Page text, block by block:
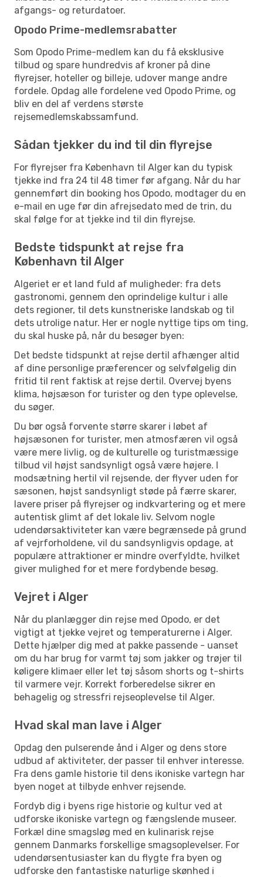
afgangs- og returdatoer.
Opodo Prime-medlemsrabatter
Som Opodo Prime-medlem kan du få eksklusive
tilbud og spare hundredvis af kroner på dine
flyrejser, hoteller og billeje, udover mange andre
fordele. Opdag alle fordelene ved Opodo Prime, og
bliv en del af verdens største
rejsemedlemskabssamfund.
Sådan tjekker du ind til din flyrejse
For flyrejser fra København til Alger kan du typisk
tjekke ind fra 24 til 48 timer før afgang. Når du har
gennemført din booking hos Opodo, modtager du en
e-mail en uge før din afrejsedato med de trin, du
skal følge for at tjekke ind til din flyrejse.
Bedste tidspunkt at rejse fra
København til Alger
Algeriet er et land fuld af muligheder: fra dets
gastronomi, gennem den oprindelige kultur i alle
dets regioner, til dets kunstneriske landskab og til
dets utrolige natur. Her er nogle nyttige tips om ting,
du skal huske på, når du besøger byen:
Det bedste tidspunkt at rejse dertil afhænger altid
af dine personlige præferencer og selvfølgelig din
fritid til rent faktisk at rejse dertil. Overvej byens
klima, højsæson for turister og den type oplevelse,
du søger.
Du bør også forvente større skarer i løbet af
højsæsonen for turister, men atmosfæren vil også
være mere livlig, og de kulturelle og turistmæssige
tilbud vil højst sandsynligt også være højere. I
modsætning hertil vil rejsende, der flyver uden for
sæsonen, højst sandsynligt støde på færre skarer,
lavere priser på flyrejser og indkvartering og et mere
autentisk glimt af det lokale liv. Selvom nogle
udendørsaktiviteter kan være begrænsede på grund
af vejrforholdene, vil du sandsynligvis opdage, at
populære attraktioner er mindre overfyldte, hvilket
giver mulighed for et mere fordybende besøg.
Vejret i Alger
Når du planlægger din rejse med Opodo, er det
vigtigt at tjekke vejret og temperaturerne i Alger.
Dette hjælper dig med at pakke passende - uanset
om du har brug for varmt tøj som jakker og trøjer til
køligere klimaer eller let tøj såsom shorts og t-shirts
til varmere vejr. Korrekt forberedelse sikrer en
behagelig og stressfri rejseoplevelse til Alger.
Hvad skal man lave i Alger
Opdag den pulserende ånd i Alger og dens store
udbud af aktiviteter, der passer til enhver interesse.
Fra dens gamle historie til dens ikoniske vartegn har
byen noget at tilbyde enhver rejsende.
Fordyb dig i byens rige historie og kultur ved at
udforske ikoniske vartegn og fængslende museer.
Forkæl dine smagsløg med en kulinarisk rejse
gennem Danmarks forskellige smagsoplevelser. For
udendørsentusiaster kan du flygte fra byen og
udforske den fantastiske naturlige skønhed i